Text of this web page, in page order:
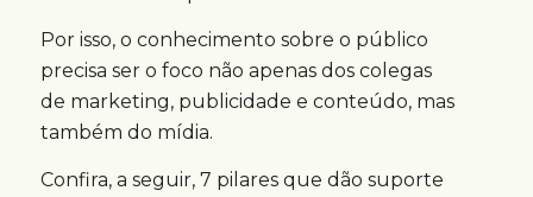
Por isso, o conhecimento sobre o público
precisa ser o foco não apenas dos colegas
de marketing, publicidade e conteúdo, mas
também do mídia.
Confira, a seguir, 7 pilares que dão suporte